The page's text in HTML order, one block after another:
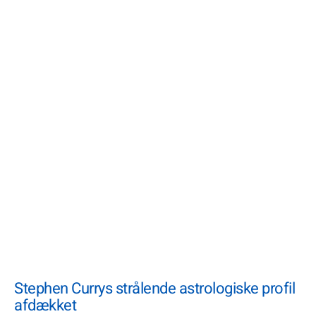
Stephen Currys strålende astrologiske profil
afdækket